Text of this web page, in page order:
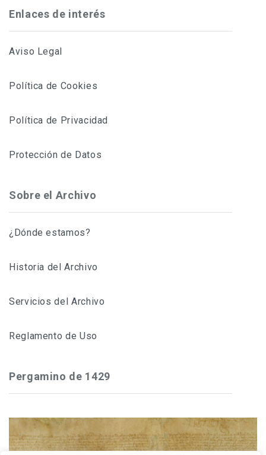
Enlaces de interés
Aviso Legal
Política de Cookies
Política de Privacidad
Protección de Datos
Sobre el Archivo
¿Dónde estamos?
Historia del Archivo
Servicios del Archivo
Reglamento de Uso
Pergamino de 1429